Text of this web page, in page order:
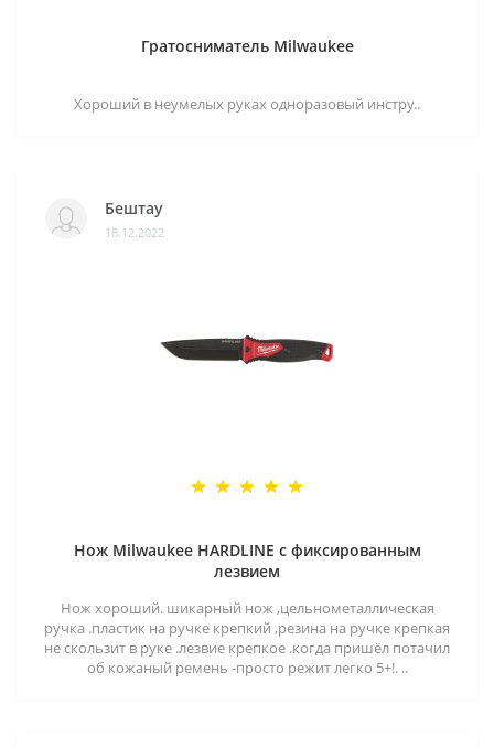
Гратосниматель Milwaukee
Хороший в неумелых руках одноразовый инстру..
Бештау
18.12.2022
Нож Milwaukee HARDLINE с фиксированным
лезвием
Нож хороший. шикарный нож ,цельнометаллическая
ручка .пластик на ручке крепкий ,резина на ручке крепкая
не скользит в руке .лезвие крепкое .когда пришёл потачил
об кожаный ремень -просто режит легко 5+!. ..